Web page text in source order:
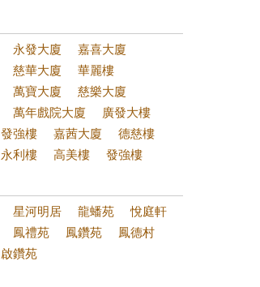
永發大廈
嘉喜大廈
慈華大廈
華麗樓
萬寶大廈
慈樂大廈
萬年戲院大廈
廣發大樓
發強樓 嘉茜大廈
德慈樓
永利樓 高美樓 發強樓
星河明居 龍蟠苑
悅庭軒
鳳禮苑 鳳鑽苑
鳳德村
啟鑽苑